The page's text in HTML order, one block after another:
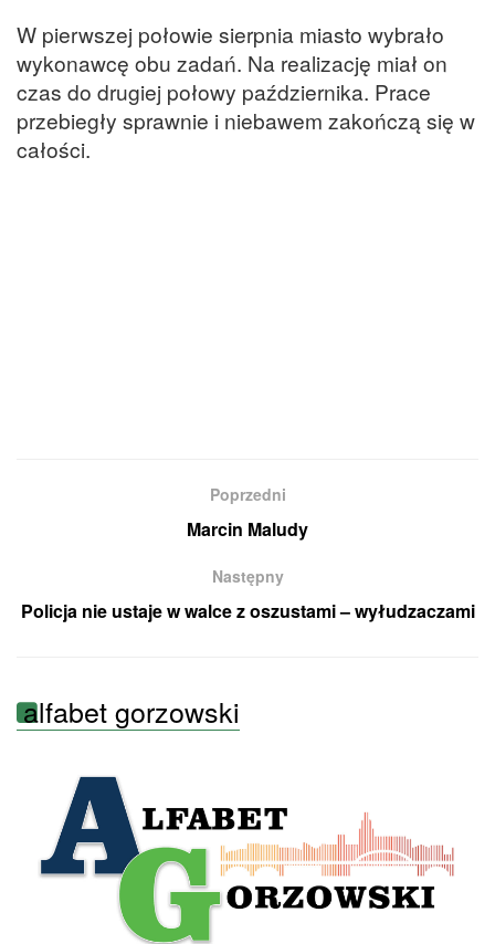
W pierwszej połowie sierpnia miasto wybrało
wykonawcę obu zadań. Na realizację miał on
czas do drugiej połowy października. Prace
przebiegły sprawnie i niebawem zakończą się w
całości.
Poprzedni
Marcin Maludy
Następny
Policja nie ustaje w walce z oszustami – wyłudzaczami
alfabet gorzowski